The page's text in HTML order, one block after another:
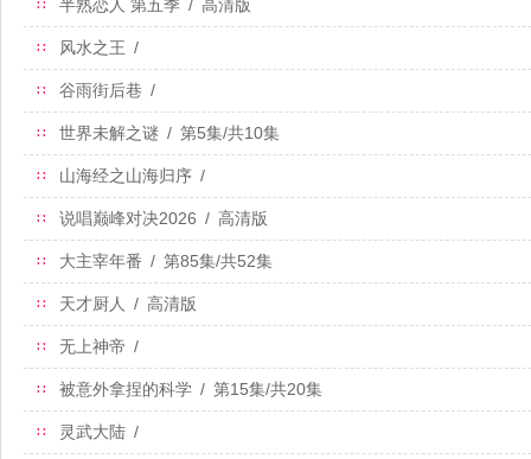
∷ 半熟恋人 第五季 / 高清版
∷ 风水之王 /
∷ 谷雨街后巷 /
∷ 世界未解之谜 / 第5集/共10集
∷ 山海经之山海归序 /
∷ 说唱巅峰对决2026 / 高清版
∷ 大主宰年番 / 第85集/共52集
∷ 天才厨人 / 高清版
∷ 无上神帝 /
∷ 被意外拿捏的科学 / 第15集/共20集
∷ 灵武大陆 /